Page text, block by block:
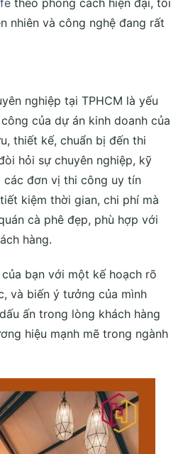
theo phong cách hiện đại, tối
nhiên và công nghệ đang rất
nghiệp tại TPHCM là yếu
của dự án kinh doanh của
thiết kế, chuẩn bị đến thi
hỏi sự chuyên nghiệp, kỹ
đơn vị thi công uy tín
kiệm thời gian, chi phí mà
cà phê đẹp, phù hợp với
hàng.
bạn với một kế hoạch rõ
và biến ý tưởng của mình
ấn trong lòng khách hàng
hiệu mạnh mẽ trong ngành